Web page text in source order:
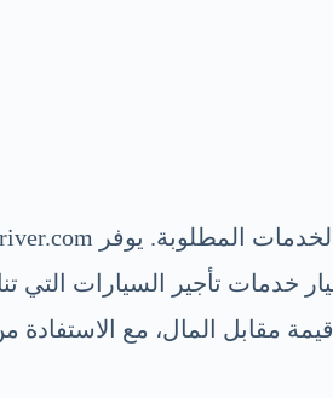
خدمات تأجير السيارات
مقابل المال، مع